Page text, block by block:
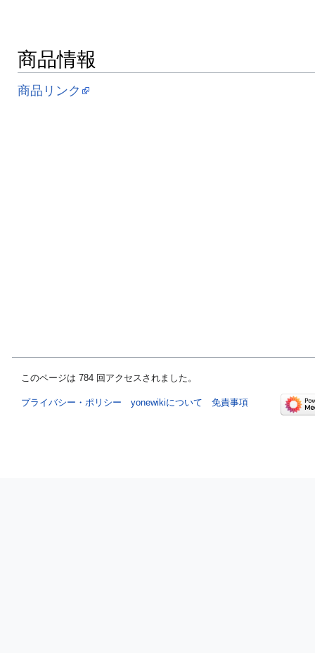
商品情報
商品リンク
このページは 784 回アクセスされました。
プライバシー・ポリシー yonewikiについて 免責事項